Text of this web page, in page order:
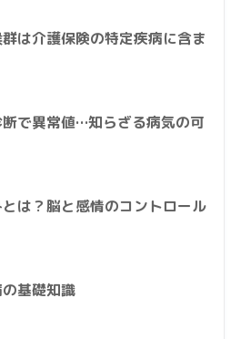
は介護保険の特定疾病に含ま
で異常値…知らざる病気の可
は？脳と感情のコントロール
基礎知識